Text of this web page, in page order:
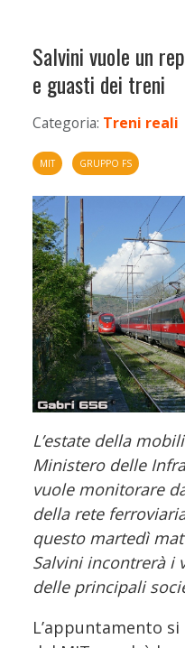
Salvini vuole un
e guasti dei treni
Categoria: Treni reali
MIT GRUPPO FS
L’estate della
Ministero delle
vuole monitorare
della rete
questo martedì
Salvini incontrerà i
delle principali
L’appuntamento